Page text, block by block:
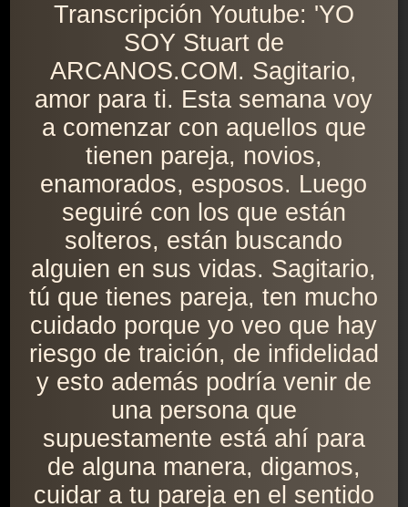
Transcripción Youtube: 'YO
SOY Stuart de
ARCANOS.COM. Sagitario,
amor para ti. Esta semana voy
a comenzar con aquellos que
tienen pareja, novios,
enamorados, esposos. Luego
seguiré con los que están
solteros, están buscando
alguien en sus vidas. Sagitario,
tú que tienes pareja, ten mucho
cuidado porque yo veo que hay
riesgo de traición, de infidelidad
y esto además podría venir de
una persona que
supuestamente está ahí para
de alguna manera, digamos,
cuidar a tu pareja en el sentido